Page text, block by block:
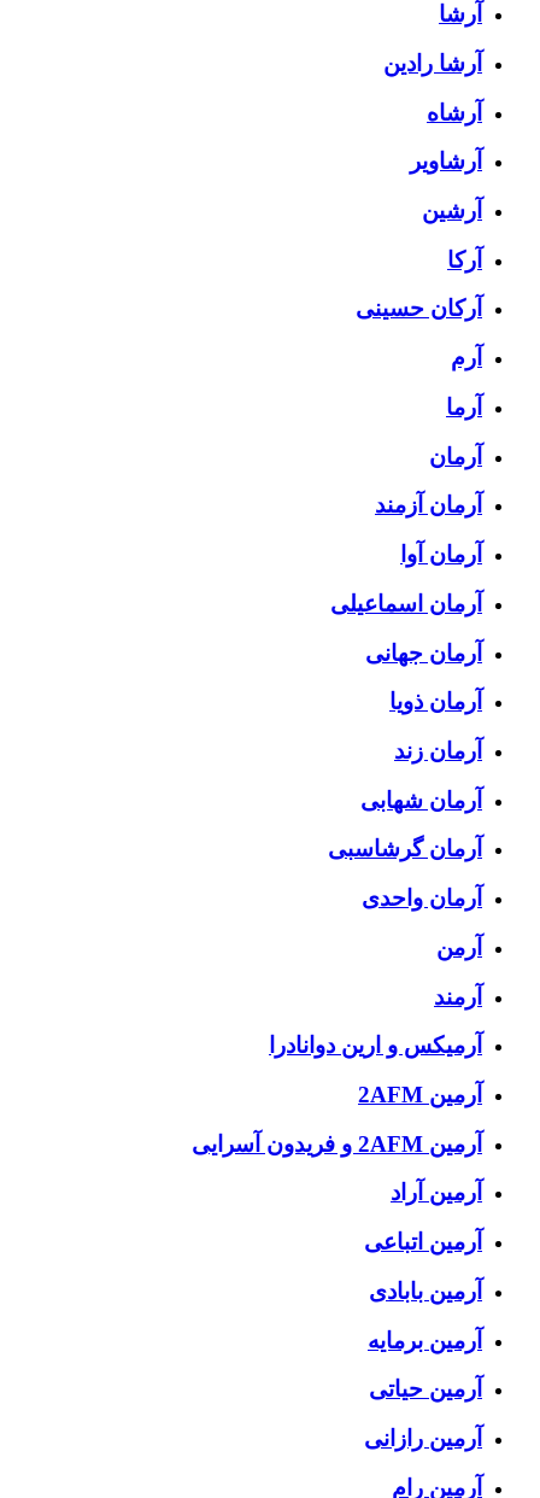
آرشا
آرشا رادین
آرشاه
آرشاویر
آرشین
آرکا
آرکان حسینی
آرم
آرما
آرمان
آرمان آزمند
آرمان آوا
آرمان اسماعیلی
آرمان جهانی
آرمان ذویا
آرمان زند
آرمان شهابی
آرمان گرشاسبی
آرمان واحدی
آرمن
آرمند
آرمیکس و ارین دوانادرا
آرمین 2AFM
آرمین 2AFM و فریدون آسرایی
آرمین آراد
آرمین اتباعی
آرمین بابادی
آرمین برمایه
آرمین حیاتی
آرمین رازانی
آرمین رام